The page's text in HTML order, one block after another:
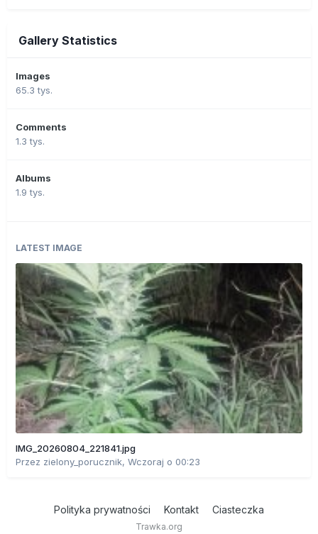
Gallery Statistics
Images
65.3 tys.
Comments
1.3 tys.
Albums
1.9 tys.
LATEST IMAGE
IMG_20260804_221841.jpg
Przez zielony_porucznik, Wczoraj o 00:23
Polityka prywatności Kontakt Ciasteczka
Trawka.org